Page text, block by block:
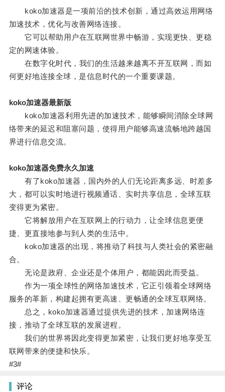
koko加速器是一项前沿的技术创新，通过高效运用网络
加速技术，优化与改善网络连接。
它可以帮助用户在互联网世界中畅游，实现更快、更稳
定的网速体验。
在数字化时代，我们的生活越来越离不开互联网，而如
何更好地连接全球，是信息时代的一个重要课题。
koko加速器最新版
koko加速器利用先进的加速技术，能够瞬间消除全球网
络带来的延迟和阻塞问题，使得用户能够高速流畅地跨越国
界进行信息交流。
koko加速器免费永久加速
有了koko加速器，国内外的人们无论距离多远、时差多
大，都可以实时地进行视频通话、实时共享信息，全球互联
变得更为紧密。
它将解放用户在互联网上的行动力，让全球信息更便
捷、更直接地参与到人类的生活中。
koko加速器的出现，将推动了科技与人类社会的紧密融
合。
无论是政府、企业还是个体用户，都能因此而受益。
作为一项全球性的网络加速技术，它正引领着全球网络
服务的革新，构建起拥有更高速、更畅通的全球互联网络。
总之，koko加速器通过提供先进的技术，加速网络连
接，推动了全球互联的发展进程。
我们的世界将因此变得更加紧密，让我们更好地享受互
联网带来的便捷和快乐。
#3#
评论